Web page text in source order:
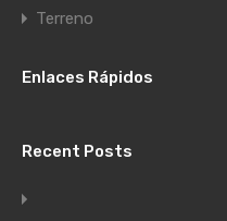
Terreno
Enlaces Rápidos
Recent Posts